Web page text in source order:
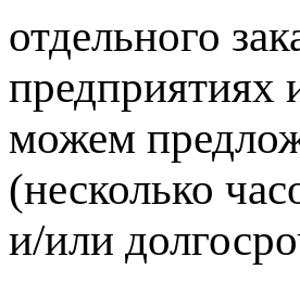
отдельного
можем
(несколько
и/или